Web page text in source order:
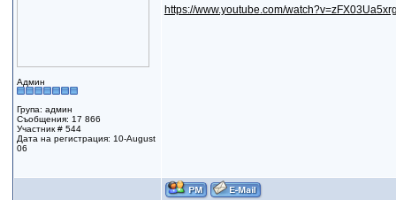
Админ
Група: админ
Съобщения: 17 866
Участник # 544
Дата на регистрация: 10-August
06
https://www.youtube.com/